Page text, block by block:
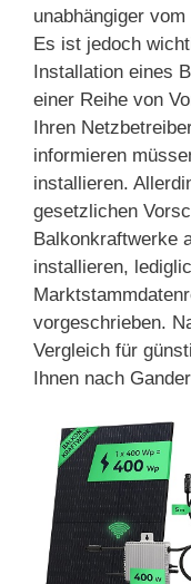
unabhängiger
Es ist jedoch
Installation eines
einer Reihe von
Ihren
informieren
installieren.
gesetzlichen
Balkonkraftwerke
installieren,
vorgeschrieben.
Vergleich für
Ihnen nach